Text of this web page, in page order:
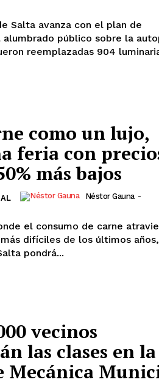
Salta avanza con el plan de
alumbrado público sobre la
reemplazadas 904
como un lujo,
feria con
más bajos
Néstor Gauna -
el consumo de carne
difíciles de los últimos
pondrá...
vecinos
las clases en la
Mecánica